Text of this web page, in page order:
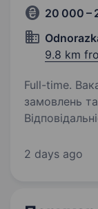
20 000 –
9.8 km
Full-time. Вакансія: спеціаліст із комплектації
замовлень
робочий
2 days ago